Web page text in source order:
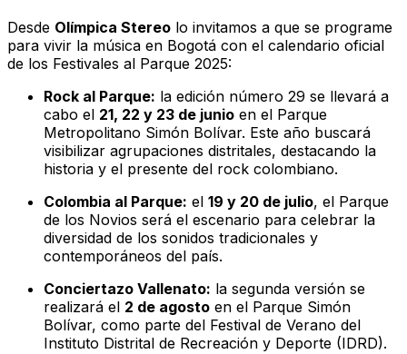
Desde Olímpica Stereo lo invitamos a que se programe
para vivir la música en Bogotá con el calendario oficial
de los Festivales al Parque 2025:
Rock al Parque: la edición número 29 se llevará a
cabo el 21, 22 y 23 de junio en el Parque
Metropolitano Simón Bolívar. Este año buscará
visibilizar agrupaciones distritales, destacando la
historia y el presente del rock colombiano.
Colombia al Parque: el 19 y 20 de julio, el Parque
de los Novios será el escenario para celebrar la
diversidad de los sonidos tradicionales y
contemporáneos del país.
Conciertazo Vallenato: la segunda versión se
realizará el 2 de agosto en el Parque Simón
Bolívar, como parte del Festival de Verano del
Instituto Distrital de Recreación y Deporte (IDRD).